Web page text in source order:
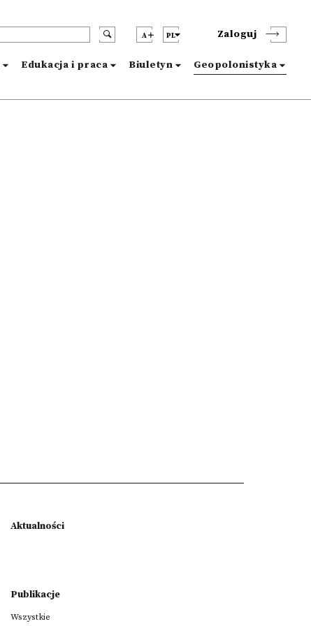
A PL Zaloguj
Edukacja i praca Biuletyn Geopolonistyka
Aktualności
Publikacje
Wszystkie